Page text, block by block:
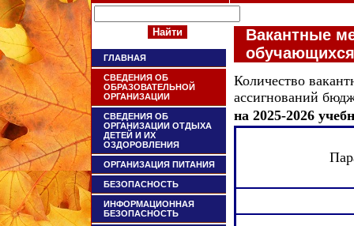
ГЛАВНАЯ
СВЕДЕНИЯ ОБ
ОБРАЗОВАТЕЛЬНОЙ
ОРГАНИЗАЦИИ
СВЕДЕНИЯ ОБ
ОРГАНИЗАЦИИ ОТДЫХА
ДЕТЕЙ И ИХ
ОЗДОРОВЛЕНИЯ
ОРГАНИЗАЦИЯ ПИТАНИЯ
БЕЗОПАСНОСТЬ
ИНФОРМАЦИОННАЯ
БЕЗОПАСНОСТЬ
Вакантные
обучающихся
Количество
ассигнований
на 2025-2026